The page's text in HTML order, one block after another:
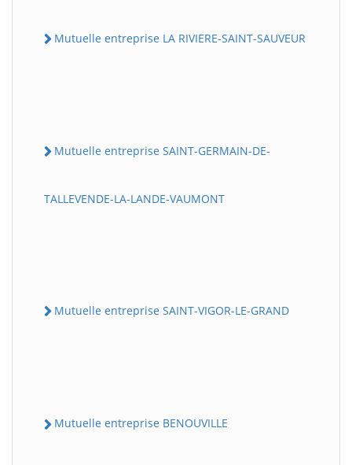
Mutuelle entreprise LA RIVIERE-SAINT-SAUVEUR
Mutuelle entreprise SAINT-GERMAIN-DE-
TALLEVENDE-LA-LANDE-VAUMONT
Mutuelle entreprise SAINT-VIGOR-LE-GRAND
Mutuelle entreprise BENOUVILLE